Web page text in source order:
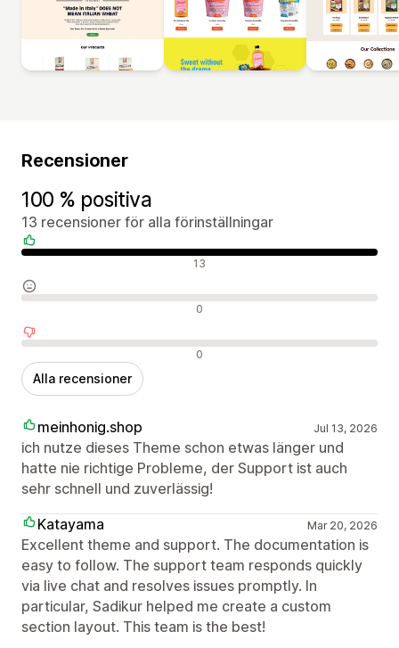
Recensioner
100 % positiva
13 recensioner för alla förinställningar
Positiva recensioner 13
Neutrala recensioner 0
Negativa recensioner 0
Alla recensioner
meinhonig.shop Jul 13, 2026
ich nutze dieses Theme schon etwas länger und
hatte nie richtige Probleme, der Support ist auch
sehr schnell und zuverlässig!
Katayama
Mar 20, 2026
Excellent theme and support. The documentation is
easy to follow. The support team responds quickly
via live chat and resolves issues promptly. In
particular, Sadikur helped me create a custom
section layout. This team is the best!